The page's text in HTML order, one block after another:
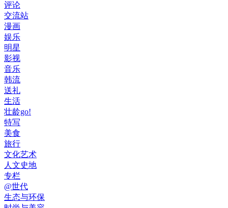
评论
交流站
漫画
娱乐
明星
影视
音乐
韩流
送礼
生活
壮龄go!
特写
美食
旅行
文化艺术
人文史地
专栏
@世代
生态与环保